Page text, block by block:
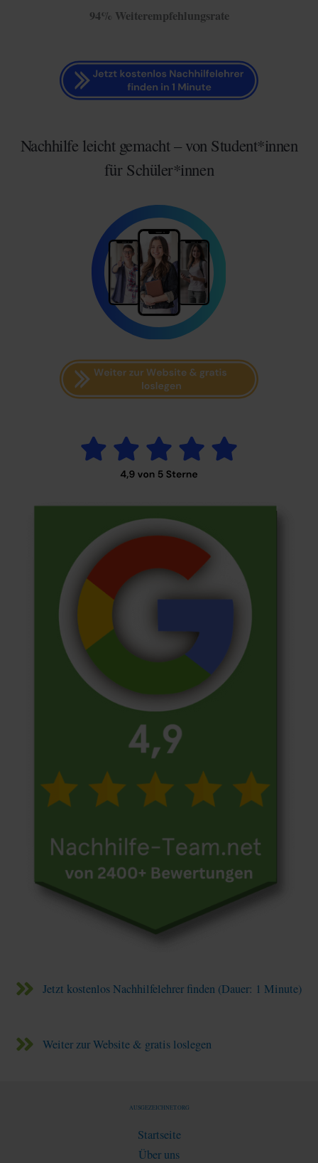
94% Weiterempfehlungsrate
Nachhilfe leicht gemacht – von Student*innen
für Schüler*innen
Jetzt kostenlos Nachhilfelehrer finden (Dauer: 1 Minute)
Weiter zur Website & gratis loslegen
AUSGEZEICHNET.ORG
Startseite
Über uns